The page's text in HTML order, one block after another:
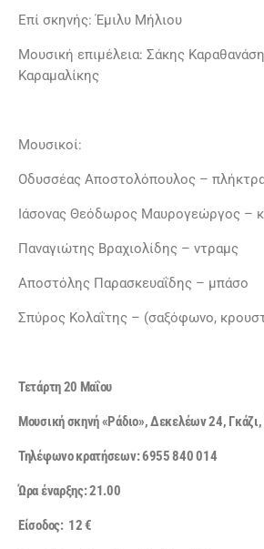
Επί σκηνής: Έμιλυ Μήλιου
Μουσική επιμέλεια: Σάκης
Καραμαλίκης
Μουσικοί:
Οδυσσέας Αποστολόπουλος –
Ιάσονας Θεόδωρος Μαυρογεώργος –
Παναγιώτης Βραχιολίδης – ντραμς
Αποστόλης Παρασκευαΐδης – μπάσο
Σπύρος Κολαΐτης – (σαξόφωνο,
Τετάρτη 20 Μαΐου
Μουσική σκηνή «Ράδιο», Δεκελέων 24,
Τηλέφωνο κρατήσεων: 6955 840 014
Ώρα έναρξης: 21.00
Είσοδος: 12 €